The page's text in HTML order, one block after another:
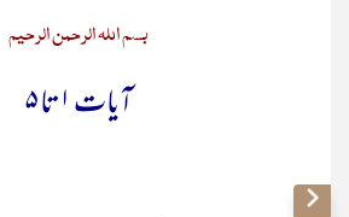
بسم اللہ الرحمن الرحیم
آیات ۱ تا ۵